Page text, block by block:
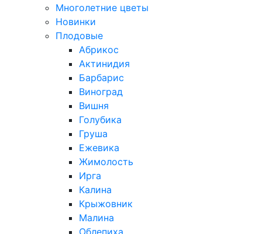
Многолетние цветы
Новинки
Плодовые
Абрикос
Актинидия
Барбарис
Виноград
Вишня
Голубика
Груша
Ежевика
Жимолость
Ирга
Калина
Крыжовник
Малина
Облепиха